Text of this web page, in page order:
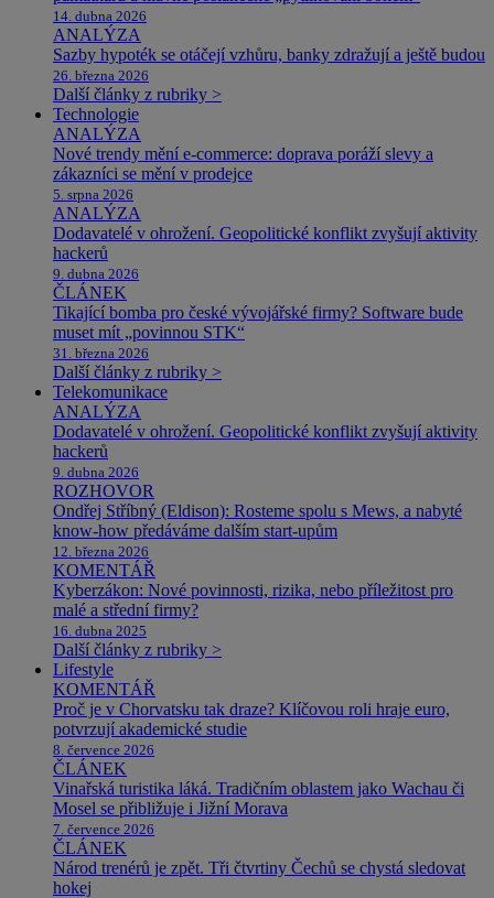
14. dubna 2026
ANALÝZA
Sazby hypoték se otáčejí vzhůru, banky zdražují a ještě budou
26. března 2026
Další články z rubriky >
Technologie
ANALÝZA
Nové trendy mění e-commerce: doprava poráží slevy a
zákazníci se mění v prodejce
5. srpna 2026
ANALÝZA
Dodavatelé v ohrožení. Geopolitické konflikt zvyšují aktivity
hackerů
9. dubna 2026
ČLÁNEK
Tikající bomba pro české vývojářské firmy? Software bude
muset mít „povinnou STK“
31. března 2026
Další články z rubriky >
Telekomunikace
ANALÝZA
Dodavatelé v ohrožení. Geopolitické konflikt zvyšují aktivity
hackerů
9. dubna 2026
ROZHOVOR
Ondřej Stříbný (Eldison): Rosteme spolu s Mews, a nabyté
know-how předáváme dalším start-upům
12. března 2026
KOMENTÁŘ
Kyberzákon: Nové povinnosti, rizika, nebo příležitost pro
malé a střední firmy?
16. dubna 2025
Další články z rubriky >
Lifestyle
KOMENTÁŘ
Proč je v Chorvatsku tak draze? Klíčovou roli hraje euro,
potvrzují akademické studie
8. července 2026
ČLÁNEK
Vinařská turistika láká. Tradičním oblastem jako Wachau či
Mosel se přibližuje i Jižní Morava
7. července 2026
ČLÁNEK
Národ trenérů je zpět. Tři čtvrtiny Čechů se chystá sledovat
hokej